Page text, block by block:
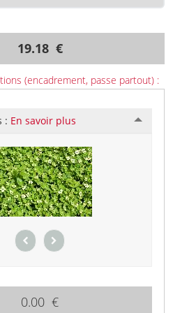
19.18 €
(encadrement, passe partout) :
: En savoir plus
0.00 €